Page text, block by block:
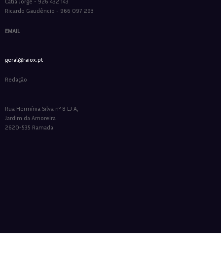
Ricardo Gaudêncio - 966 097 293
EMAIL
geral@raiox.pt
Redação
Rua Hermínia Silva nº 8 LJ A,
Jardim da Amoreira
2620-535 Ramada